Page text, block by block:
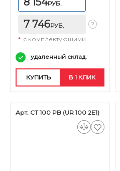
РУБ.
7 746РУБ.
* с комплектующими
удаленный склад.
КУПИТЬ В 1 КЛИК
Арт. CT 100 PB (UR 100 2E1)